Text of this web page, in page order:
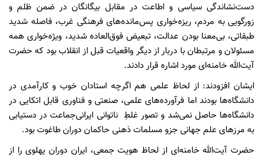
دست‌نشاندگی سیاسی و اطاعت در مقابل بیگانگان در ضمن ظلم و
زورگویی به مردم، ریزه‌خواری پس‌مانده‌های فرهنگی غرب، فاصله شدید
طبقاتی، بی‌معنا بودن عدالت، تبعیض فوق‌العاده شدید، ویژه‌خواری همه
مسئولان و مرتبطان با دربار از دیگر واقعیات قبل از انقلاب بود که حضرت
آیت‌الله خامنه‌ای مورد اشاره قرار دادند.
ایشان افزودند: از لحاظ علمی هم اگرچه استادان خوب و کارآمدی در
دانشگاه‌ها بودند اما فرآورده‌های علمی، صنعتی و فناوری قابل اتکایی در
دانشگاه‌ها حاصل نمی‌شد و تصور غلطِ ناتوانی ایرانی‌جماعت در دستیابی
به مرزهای علم جهانی جزو مسلمات ذهنی حاکمان دوران طاغوت بود.
حضرت آیت‌الله خامنه‌ای از لحاظ هویت‌ جمعی، ایرانِ دوران پهلوی را از